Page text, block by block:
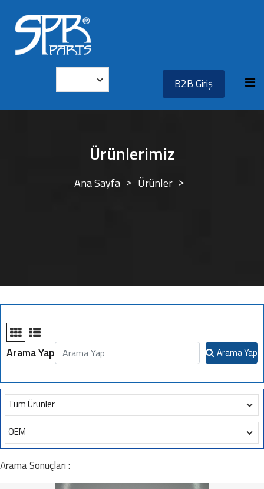
B2B Giriş
Ürünlerimiz
Ana Sayfa Ürünler
Arama Yap Arama Yap
Tüm Ürünler
OEM
Arama Sonuçları :